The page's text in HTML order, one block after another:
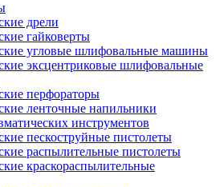
дрели
гайковерты
угловые шлифовальные машины
эксцентриковые шлифовальные
перфораторы
ленточные напильники
инструментов
пескоструйные пистолеты
распылительные пистолеты
краскораспылительные